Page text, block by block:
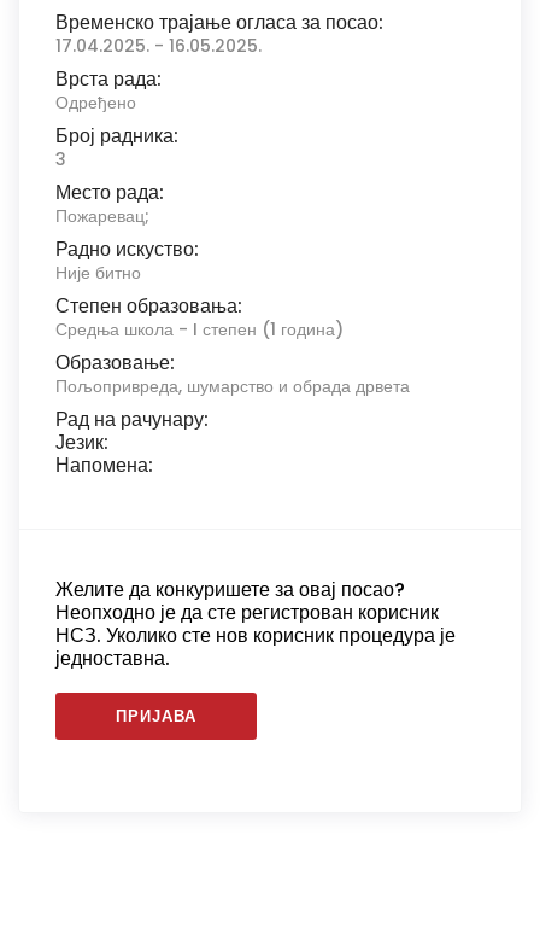
Временско трајање огласа за посао:
17.04.2025. - 16.05.2025.
Врста рада:
Одређено
Број радника:
3
Место рада:
Пожаревац;
Радно искуство:
Није битно
Степен образовања:
Средња школа - I степен (1 година)
Образовање:
Пољопривреда, шумарство и обрада дрвета
Рад на рачунару:
Језик:
Напомена:
Желите да конкуришете за овај посао?
Неопходно је да сте регистрован корисник
НСЗ. Уколико сте нов корисник процедура је
једноставна.
ПРИЈАВА